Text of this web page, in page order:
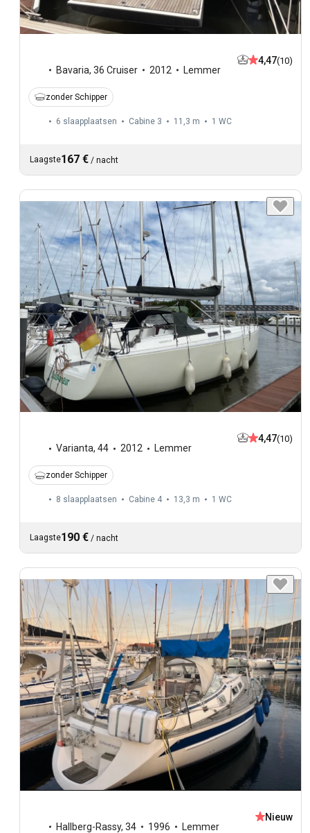
Bavaria, 36 Cruiser 2012 Lemmer
4,47(10)
zonder Schipper
6 slaapplaatsen Cabine 3 11,3 m 1 WC
Laagste167 € / nacht
Varianta, 44 2012 Lemmer
4,47(10)
zonder Schipper
8 slaapplaatsen Cabine 4 13,3 m 1 WC
Laagste190 € / nacht
Hallberg-Rassy, 34 1996 Lemmer
Nieuw